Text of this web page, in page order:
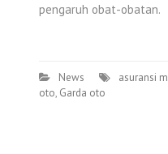
pengaruh obat-obatan.
News asuransi
oto, Garda oto